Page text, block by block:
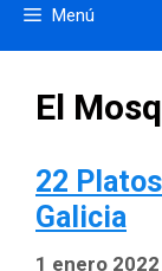
Menú
El
22
Galicia
1 enero 2022